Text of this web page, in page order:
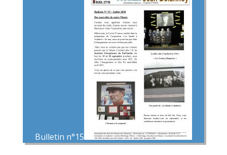
Bulletin n°15